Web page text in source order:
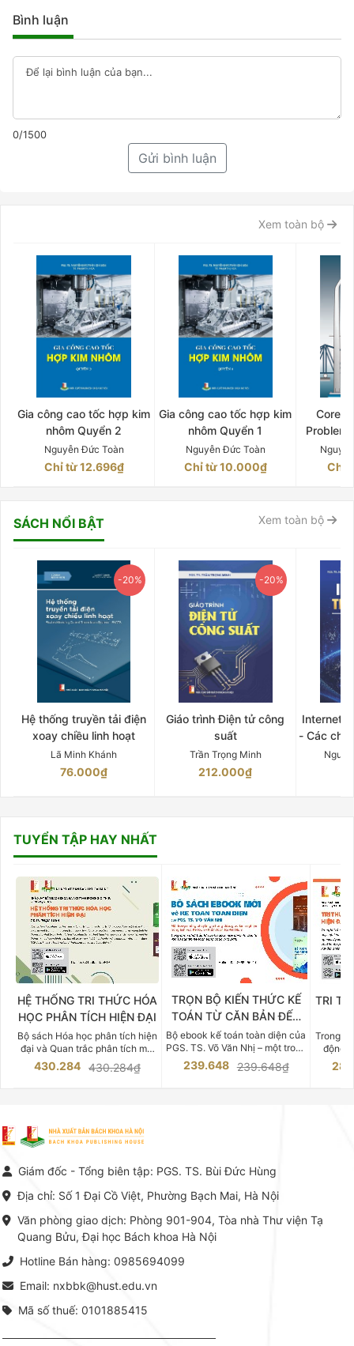
Bình luận
0/1500
Gửi bình luận
Xem toàn bộ
Gia công cao tốc hợp kim
nhôm Quyển 2
Nguyễn Đức Toàn
Chỉ từ 12.696₫
Gia công cao tốc hợp kim
nhôm Quyển 1
Nguyễn Đức Toàn
Chỉ từ 10.000₫
Core
OF
Chỉ
SÁCH NỔI BẬT Xem toàn bộ
-20%
Hệ thống truyền tải điện
xoay chiều linh hoạt
Lã Minh Khánh
76.000₫
-20%
Giáo trình Điện tử công
suất
Trần Trọng Minh
212.000₫
Internet
- Các
TUYỂN TẬP HAY NHẤT
HỆ THỐNG TRI THỨC HÓA
HỌC PHÂN TÍCH HIỆN ĐẠI
Bộ sách Hóa học phân tích hiện
đại và Quan trắc phân tích môi
trường của Cố Giáo sư, Tiến sĩ
Phạm Luận là một trong những
vực Hóa học phân tích tại Việt
Nam hiện nay. Bộ sách mang
đến một hệ thống tri thức hoàn
thuật thực hành -> Ứng dụng
khoa Hà Nội ấn hành cả hai
430.284 430.284₫
TRỌN BỘ KIẾN THỨC KẾ
TOÁN TỪ CĂN BẢN ĐẾN
CHUYÊN SÂU
Bộ ebook kế toán toàn diện của
PGS. TS. Võ Văn Nhị – một trong
những chuyên gia hàng đầu,
giàu kinh nghiệm trong lĩnh vực
239.648 239.648₫
TRI
Trong
động
việc
tế và
lý. Các
Giám đốc - Tổng biên tập: PGS. TS. Bùi Đức Hùng
Địa chỉ: Số 1 Đại Cồ Việt, Phường Bạch Mai, Hà Nội
Văn phòng giao dịch: Phòng 901-904, Tòa nhà Thư viện Tạ
Quang Bửu, Đại học Bách khoa Hà Nội
Hotline Bán hàng: 0985694099
Email: nxbbk@hust.edu.vn
Mã số thuế: 0101885415